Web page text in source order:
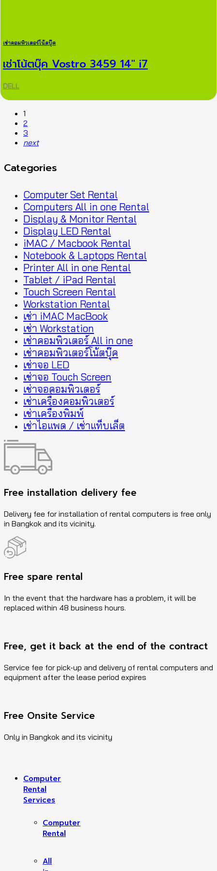
เช่าคอมพิวเตอร์โน้ตบุ๊ค
เช่าโน้ตบุ๊ค Vostro 3459 14″ i7
DELL
1
2
3
next
Categories
Computer Set Rental
Computers All in one Rental
Display & Monitor Rental
Display LED Rental
iMAC / Macbook Rental
Notebook & Laptops Rental
Printer All in one Rental
Tablet / iPad Rental
Touch Screen Rental
Workstation Rental
เช่า iMAC MacBook
เช่า Workstation
เช่าคอมพิวเตอร์ All in one
เช่าคอมพิวเตอร์โน้ตบุ๊ค
เช่าจอ LED
เช่าจอ Touch Screen
เช่าจอคอมพิวเตอร์
เช่าเครื่องคอมพิวเตอร์
เช่าเครื่องพิมพ์
เช่าไอแพด / เช่าแท็บเล็ต
Free installation delivery fee
Delivery fee for installation of rental computers is free only
in Bangkok and its vicinity.
Free spare rental
In the event that the hardware has a problem, it will be
replaced within 48 business hours.
Free, get it back at the end of the contract
Service fee for pick-up and delivery of rental computers and
equipment after the lease period expires
Free Onsite Service
Only in Bangkok and its vicinity
Computer
Rental
Services
Computer
Rental
All